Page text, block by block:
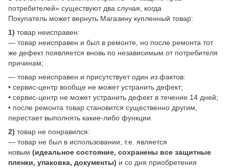
потребителей» существуют два случая, когда
Покупатель может вернуть Магазину купленный товар:
1) товар неисправен:
— товар неисправен и был в ремонте, но после ремонта тот
же дефект появляется вновь по независимым от потребителя
причинам;
— товар неисправен и присутствует один из фактов:
• сервис-центр вообще не может устранить дефект;
• сервис-центр не может устранить дефект в течение 14 дней;
• после ремонта товар становится существенно другим,
перестает выполнять какие-либо функции.
2) товар не понравился:
— товар не был в использовании, т.е. является
новым (идеальное состояние, сохранены все защитные
пленки, упаковка, документы) и со дня приобретения